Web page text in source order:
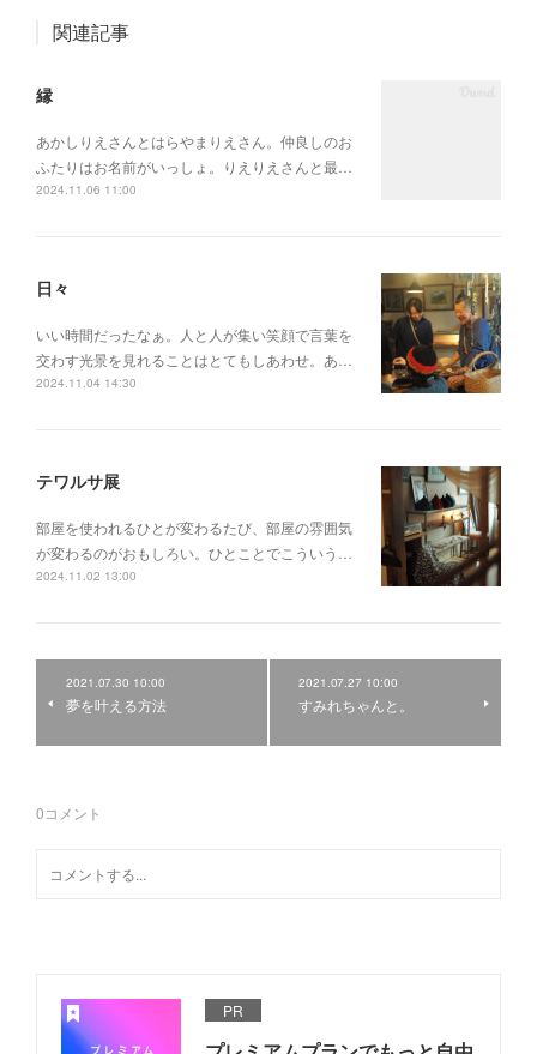
関連記事
縁
あかしりえさんとはらやまりえさん。仲良しのお
ふたりはお名前がいっしょ。りえりえさんと最…
2024.11.06 11:00
日々
いい時間だったなぁ。人と人が集い笑顔で言葉を
交わす光景を見れることはとてもしあわせ。あ…
2024.11.04 14:30
テワルサ展
部屋を使われるひとが変わるたび、部屋の雰囲気
が変わるのがおもしろい。ひとことでこういう…
2024.11.02 13:00
2021.07.30 10:00
夢を叶える方法
2021.07.27 10:00
すみれちゃんと。
0コメント
PR